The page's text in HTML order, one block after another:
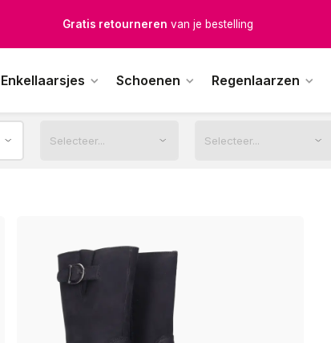
Gratis verzendingvanaf € 100,-
Op werkdagen voor 12.00u besteld,
Enkellaarsjes Schoenen Regenlaarzen